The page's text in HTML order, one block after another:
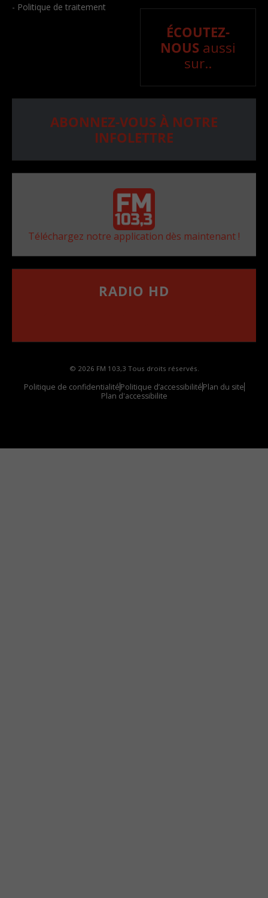
- Politique de traitement
ÉCOUTEZ-
NOUS aussi
sur..
ABONNEZ-VOUS À NOTRE
INFOLETTRE
Téléchargez notre application dès maintenant !
RADIO HD
© 2026 FM 103,3 Tous droits réservés.
Politique de confidentialitéPolitique d’accessibilitéPlan du site
Plan d'accessibilite